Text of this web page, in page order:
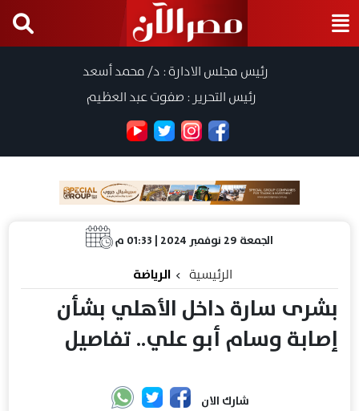
رئيس مجلس الادارة : د/ محمد أسعد
رئيس التحرير : صفوت عبد العظيم
الجمعة 29 نوفمبر 2024 | 01:33 م
الرئيسية الرياضة
بشرى سارة داخل الأهلي بشأن
إصابة وسام أبو علي.. تفاصيل
شارك الان